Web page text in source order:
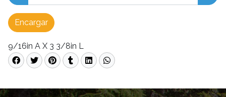
Encargar
9/16in A X 3 3/8in L